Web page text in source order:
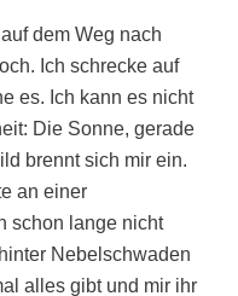
dem Weg nach
Ich schrecke auf
es. Ich kann es nicht
Die Sonne, gerade
brennt sich mir ein.
an einer
schon lange nicht
Nebelschwaden
alles gibt und mir ihr